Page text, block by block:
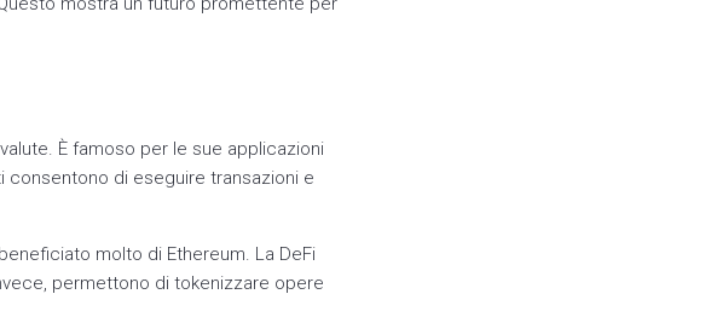
È famoso per le sue applicazioni
di eseguire transazioni e
molto di Ethereum. La DeFi
permettono di tokenizzare opere